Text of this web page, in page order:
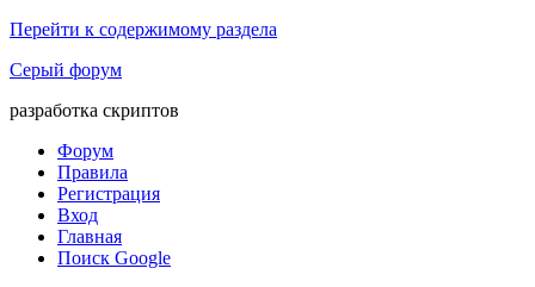
Перейти к содержимому раздела
Серый форум
разработка скриптов
Форум
Правила
Регистрация
Вход
Главная
Поиск Google